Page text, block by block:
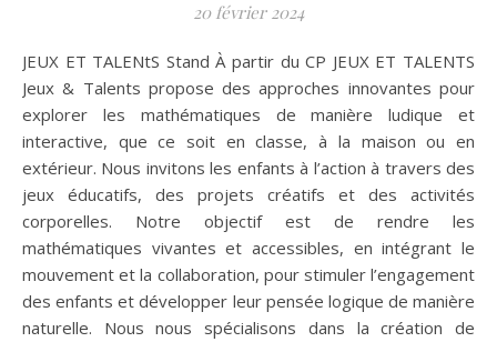
20 février 2024
JEUX ET TALENtS Stand À partir du CP JEUX ET TALENTS
Jeux & Talents propose des approches innovantes pour
explorer les mathématiques de manière ludique et
interactive, que ce soit en classe, à la maison ou en
extérieur. Nous invitons les enfants à l’action à travers des
jeux éducatifs, des projets créatifs et des activités
corporelles. Notre objectif est de rendre les
mathématiques vivantes et accessibles, en intégrant le
mouvement et la collaboration, pour stimuler l’engagement
des enfants et développer leur pensée logique de manière
naturelle. Nous nous spécialisons dans la création de